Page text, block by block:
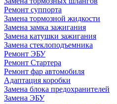
Ремонт суппорта
Замена тормозной жидкости
Замена замка зажигания
Замена катушки зажигания
Замена стеклоподъемника
Ремонт ЭБУ
Ремонт Стартера
Ремонт фар автомобиля
Адаптация коробки
Замена блока предохранителей
Замена ЭБУ